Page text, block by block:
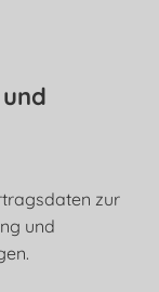
zur
und